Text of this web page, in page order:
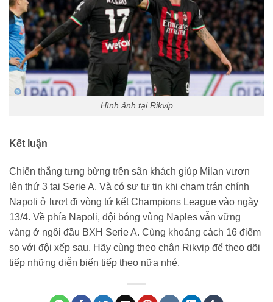
Hình ảnh tại Rikvip
Kết luận
Chiến thắng tưng bừng trên sân khách giúp Milan vươn
lên thứ 3 tại Serie A. Và có sự tự tin khi chạm trán chính
Napoli ở lượt đi vòng tứ kết Champions League vào ngày
13/4. Về phía Napoli, đội bóng vùng Naples vẫn vững
vàng ở ngôi đầu BXH Serie A. Cùng khoảng cách 16 điểm
so với đội xếp sau. Hãy cùng theo chân Rikvip để theo dõi
tiếp những diễn biến tiếp theo nữa nhé.